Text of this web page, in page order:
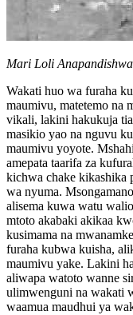
Mari Loli
Wakati huo wa furaha
maumivu, matetemo na
vikali, lakini hakukuja
masikio yao na nguvu
maumivu yoyote.
amepata taarifa za
kichwa chake kikashika
wa nyuma.
alisema kuwa watu
mtoto akabaki akikaa
kusimama na
furaha kubwa kuisha,
maumivu yake. Lakini
aliwapa watoto wanne
ulimwenguni na wakati
waamua maudhui ya